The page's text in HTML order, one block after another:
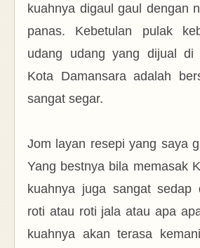
kuahnya digaul gaul dengan
panas. Kebetulan pulak
udang udang yang dijual
Kota Damansara adalah
sangat segar.
Jom layan resepi yang saya
Yang bestnya bila memasak
kuahnya juga sangat sedap
roti atau roti jala atau apa
kuahnya akan terasa